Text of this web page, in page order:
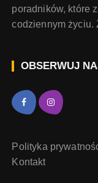
poradników, które
codziennym życiu.
OBSERWUJ
Polityka
Kontakt